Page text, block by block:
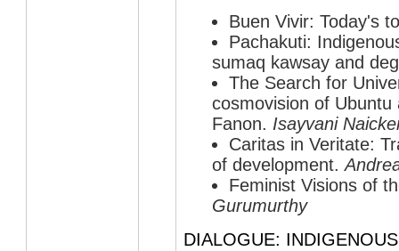
Buen Vivir: Today's
Pachakuti:
sumaq kawsay and
The Search for
cosmovision of
Fanon. Isayvani
Caritas in Veritate:
of development.
Feminist Visions of
Gurumurthy
DIALOGUE: